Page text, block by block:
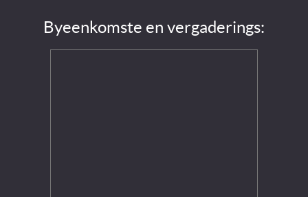
Byeenkomste en vergaderings: